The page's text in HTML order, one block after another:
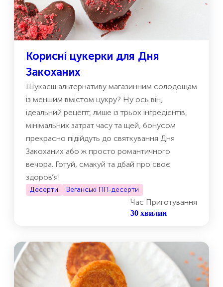
Корисні цукерки для Дня
Закоханих
Шукаєш альтернативу магазинним солодощам
із меншим вмістом цукру? Ну ось він,
ідеальний рецепт, лише із трьох інгредієнтів,
мінімальних затрат часу та щей, бонусом
прекрасно підійдуть до святкування Дня
Закоханих або ж просто романтичного
вечора. Готуй, смакуй та дбай про своє
здоровʼя!
Десерти Веганські ПП-десерти
Час Приготування
30 хвилин